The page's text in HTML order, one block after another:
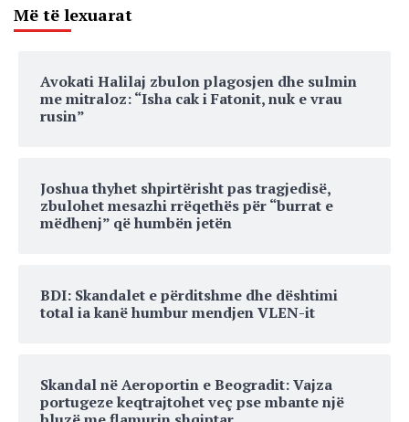
Më të lexuarat
Avokati Halilaj zbulon plagosjen dhe sulmin
me mitraloz: “Isha cak i Fatonit, nuk e vrau
rusin”
Joshua thyhet shpirtërisht pas tragjedisë,
zbulohet mesazhi rrëqethës për “burrat e
mëdhenj” që humbën jetën
BDI: Skandalet e përditshme dhe dështimi
total ia kanë humbur mendjen VLEN-it
Skandal në Aeroportin e Beogradit: Vajza
portugeze keqtrajtohet veç pse mbante një